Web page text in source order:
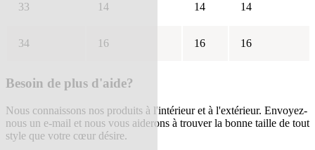
33 14 14 14
34 16 16 16
Besoin de plus d'aide?
Nous connaissons nos produits à l'intérieur et à l'extérieur. Envoyez-
nous un e-mail et nous vous aiderons à trouver la bonne taille de tout
style que votre cœur désire.